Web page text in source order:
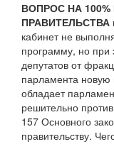
ВОПРОС НА
ПРАВИТЕЛЬСТВА
кабинет не
программу, но при
депутатов от
парламента
обладает
решительно против
157 Основного
правительству.